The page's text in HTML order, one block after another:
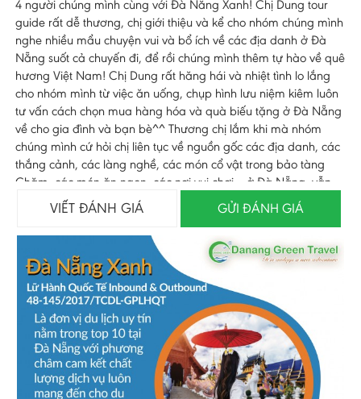
4 người chúng mình cùng với Đà Nẵng Xanh! Chị Dung tour
guide rất dễ thương, chị giới thiệu và kể cho nhóm chúng mình
nghe nhiều mẩu chuyện vui và bổ ích về các địa danh ở Đà
Nẵng suốt cả chuyến đi, để rồi chúng mình thêm tự hào về quê
hương Việt Nam! Chị Dung rất hăng hái và nhiệt tình lo lắng
cho nhóm mình từ việc ăn uống, chụp hình lưu niệm kiêm luôn
tư vấn cách chọn mua hàng hóa và quà biếu tặng ở Đà Nẵng
về cho gia đình và bạn bè^^ Thương chị lắm khi mà nhóm
chúng mình cứ hỏi chị liên tục về nguồn gốc các địa danh, các
thắng cảnh, các làng nghề, các món cổ vật trong bảo tàng
Chăm, các món ăn ngon, các nơi vui chơi... ở Đà Nẵng, vẫn
chất giọng trong trẻo và am hiểu ấy, chị nở nụ cười nhiệt tâm
trả lời từng câu hỏi. Cảm ơn chị Dung, anh tài xế xe và cả đội
ngũ Đà Nẵng Xanh đã luôn hỗ trợ nhóm chúng mình trong
chuyến city tour trọn vẹn này. Đà Nẵng Xanh luôn phát triển
vững mạnh nhé, sẽ giới thiệu với bạn bè và người thân về Đà
Nẵng Xanh khi có dịp đến với thành phố biển xinh đẹp này lần
nữa. :D
Hà Đức Cảnh- Ngày gửi: 16/11/2016
Dịch vụ chu đáo, đưa đón tận nơi. Hướng dẫn viên
nhiệt tình, vui vẻ với đoàn, dẫn đoàn tham quan nhiều nơi,
VIẾT ĐÁNH GIÁ GỬI ĐÁNH GIÁ